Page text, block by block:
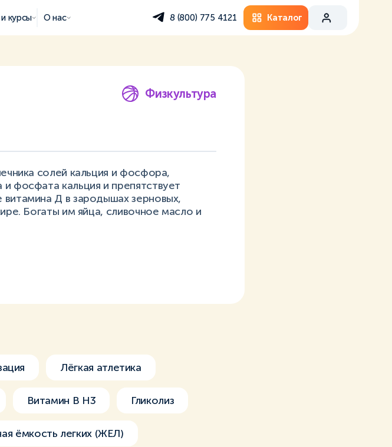
курсы О нас 8 (800) 775 4121 Каталог
Физкультура
солей кальция и фосфора,
фосфата кальция и препятствует
Д в зародышах зерновых,
Богаты им яйца, сливочное масло и
Лёгкая атлетика
Витамин В H3 Гликолиз
ёмкость легких (ЖЕЛ)